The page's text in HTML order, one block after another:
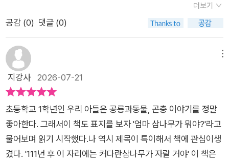
한 그루를 심었다고 세상이 하루아침에 바뀐다고 말하지 않습니
다. 그래서 더 좋았습니다. 삼나무는 천천히 자라고, 그 곁에 벤치
가 놓이고, 사람들은 그곳에서 이야기를 나누기 시작합니다. 비밀
을 털어놓고, 미안한 마음을 전하고, 서로의 이야기를 들어 주는
공간이 생겨나는 것이지요. 나무는 단순한 식물이 아니라 사람과
사람을 이어 주는 따뜻한 중심이 됩니다.무엇보다 에디트가 훗날
음에 오래 남았어요. 어린 시절 누군가가 자신의 상상을 진지하게
믿어 주고 함께 행동해 준 경험이 한 사람의 삶을 이끌 수 있다는
사실이 참 감동적이었습니다. 아이의 상상은 작고 엉뚱해 보여도,
사는 아빠 바시르와 딸 에디트입니다. 마을이 딱 봐도 칙칙해요.
예쁜 이름이 무색하게 말이죠 ㅎ 순 콘크리트, 콘크리트, 콘크리
트니께요?!? 아빠가 딸래미를 부르는 애칭도 그래서 좀 안어울리
는 느낌이에요 ㅎ 메뚜기라고 부르시거든요 ㅎ 하지만 딱딱한 마
을을 부녀는 잘도 걷고 뛰어 다니니까... 틀린 이름인 건 또 아니
랄까요?!?아빠가 근사한 분이라고 말씀드린 이유는 이런 부분이
시거든요 ㅎ “여기가 지금은 낡아빠진 주차장이지만 503년 전에
는 히스 덤불이어서 늑대 가족이 쉬던 자리란다!!!“ , ”6700만 년
전에 이 쓰레기장은 티라노사우르스가 간식거리를 찾던 곳이야!”
더보기
공감 (0) 댓글 (0)
지강사2026-07-21
초등학교 1학년인 우리 아들은 공룡과동물, 곤충 이야기를 정말
좋아한다. 그래서이 책도 표지를 보자 '엄마 삼나무가 뭐야?'라고
물어보며 읽기 시작했다.​나 역시 제목이 특이해서 책에 관심이생
겼다. '111년 후 이 자리에는 커다란삼나무가 자랄 거야' 이 책은